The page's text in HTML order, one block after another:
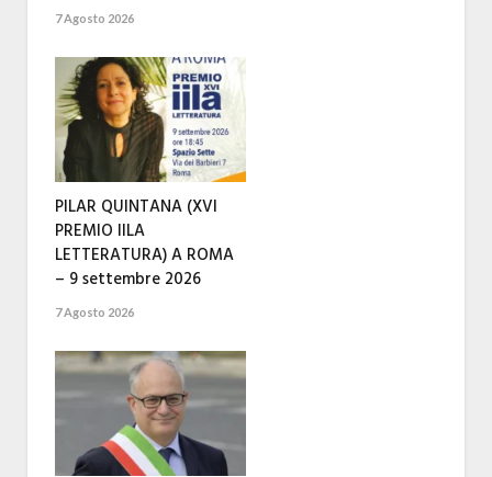
7 Agosto 2026
PILAR QUINTANA (XVI
PREMIO IILA
LETTERATURA) A ROMA
– 9 settembre 2026
7 Agosto 2026